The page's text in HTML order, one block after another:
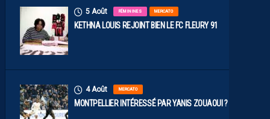
5 Août FÉMININES MERCATO
KETHNA LOUIS REJOINT BIEN LE FC FLEURY 91
4 Août MERCATO
MONTPELLIER INTÉRESSÉ PAR YANIS ZOUAOUI ?